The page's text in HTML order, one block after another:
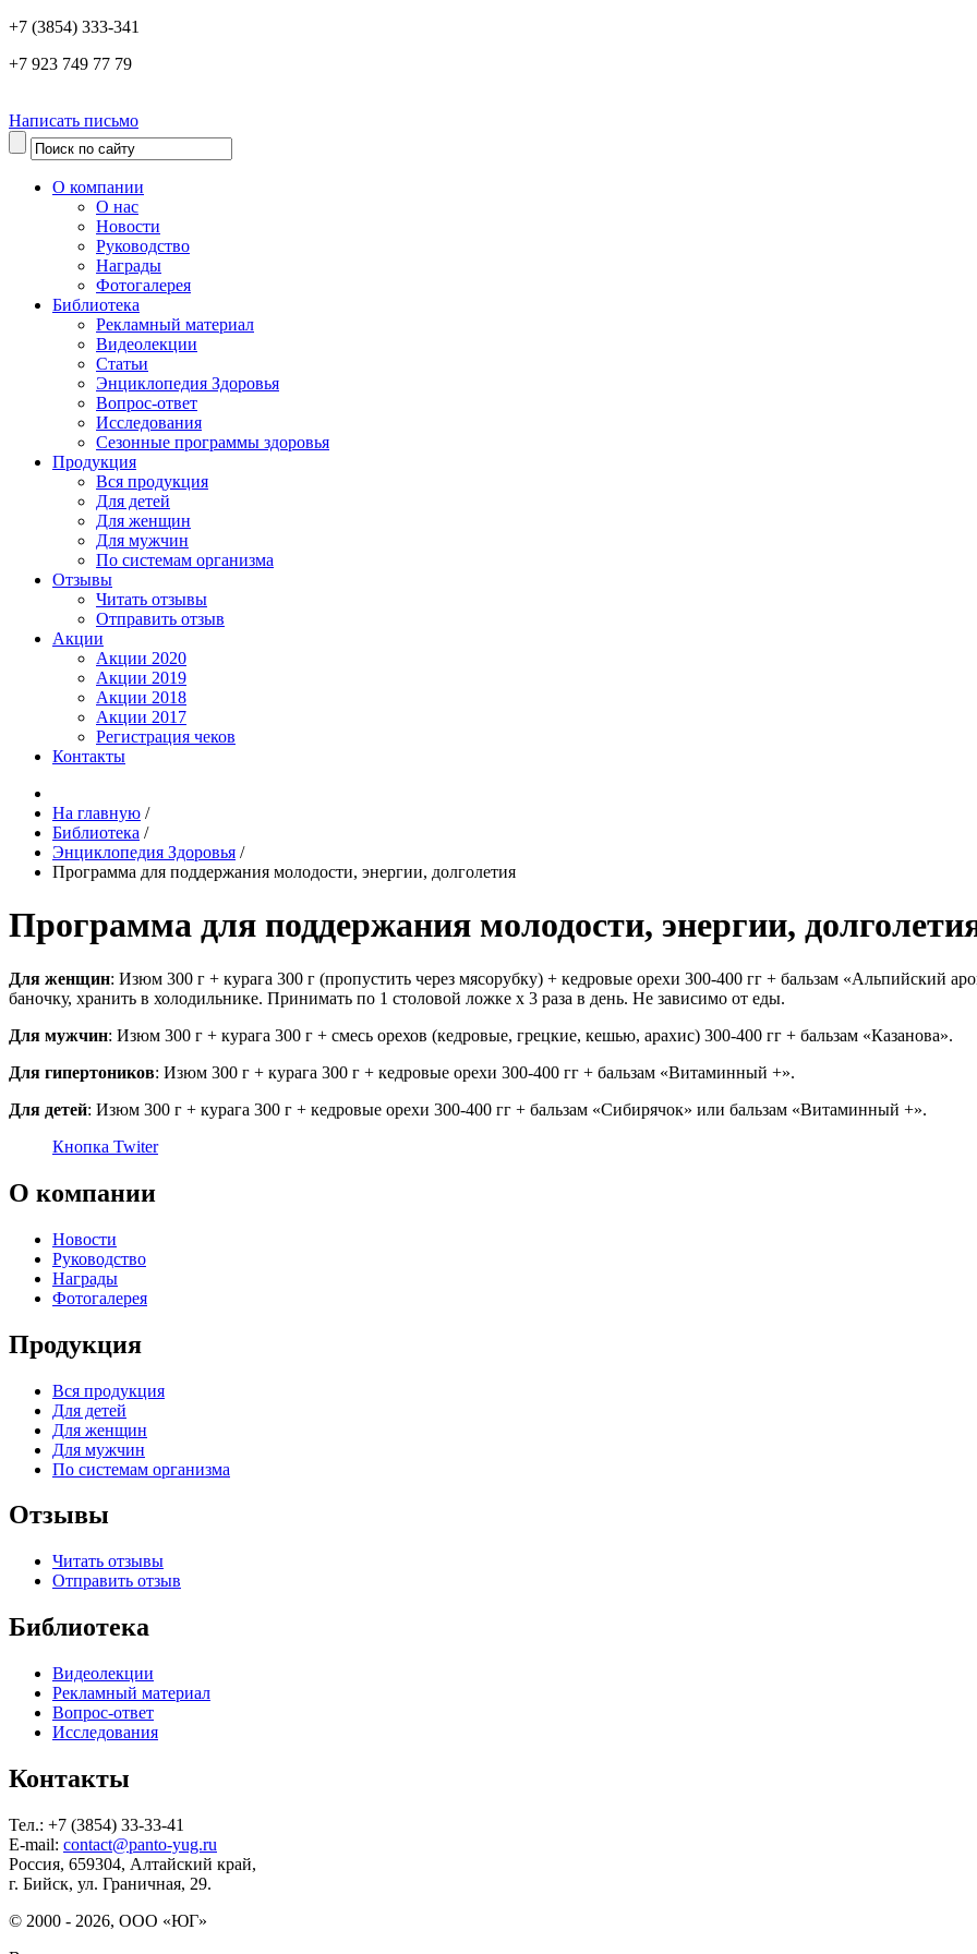
+7 (3854) 333-341
+7 923 749 77 79
Написать письмо
О компании
О нас
Новости
Руководство
Награды
Фотогалерея
Библиотека
Рекламный материал
Видеолекции
Статьи
Энциклопедия Здоровья
Вопрос-ответ
Исследования
Сезонные программы здоровья
Продукция
Вся продукция
Для детей
Для женщин
Для мужчин
По системам организма
Отзывы
Читать отзывы
Отправить отзыв
Акции
Акции 2020
Акции 2019
Акции 2018
Акции 2017
Регистрация чеков
Контакты
На главную /
Библиотека /
Энциклопедия Здоровья /
Программа для поддержания молодости, энергии, долголетия
Программа для поддержания молодости, энергии,
Для женщин: Изюм 300 г + курага 300 г (пропустить через мясорубку) + кедровые орехи 300-400 гг + бальзам «Альпийский
баночку, хранить в холодильнике. Принимать по 1 столовой ложке х 3 раза в день. Не зависимо от еды.
Для мужчин: Изюм 300 г + курага 300 г + смесь орехов (кедровые, грецкие, кешью, арахис) 300-400 гг + бальзам «Казанова».
Для гипертоников: Изюм 300 г + курага 300 г + кедровые орехи 300-400 гг + бальзам «Витаминный +».
Для детей: Изюм 300 г + курага 300 г + кедровые орехи 300-400 гг + бальзам «Сибирячок» или бальзам «Витаминный +».
Кнопка Twiter
О компании
Новости
Руководство
Награды
Фотогалерея
Продукция
Вся продукция
Для детей
Для женщин
Для мужчин
По системам организма
Отзывы
Читать отзывы
Отправить отзыв
Библиотека
Видеолекции
Рекламный материал
Вопрос-ответ
Исследования
Контакты
Тел.: +7 (3854) 33-33-41
E-mail: contact@panto-yug.ru
Россия, 659304, Алтайский край,
г. Бийск, ул. Граничная, 29.
© 2000 - 2026, ООО «ЮГ»